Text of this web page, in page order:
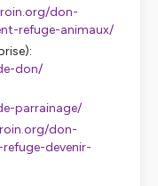
don-
refuge-animaux/
don/
parrainage/
don-
devenir-